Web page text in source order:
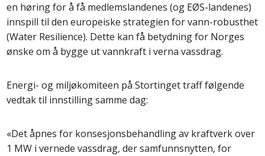
en høring for å få medlemslandenes (og EØS-landenes)
innspill til den europeiske strategien for vann-robusthet
(Water Resilience). Dette kan få betydning for Norges
ønske om å bygge ut vannkraft i verna vassdrag.
Energi- og miljøkomiteen på Stortinget traff følgende
vedtak til innstilling samme dag:
«Det åpnes for konsesjonsbehandling av kraftverk over
1 MW i vernede vassdrag, der samfunnsnytten, for